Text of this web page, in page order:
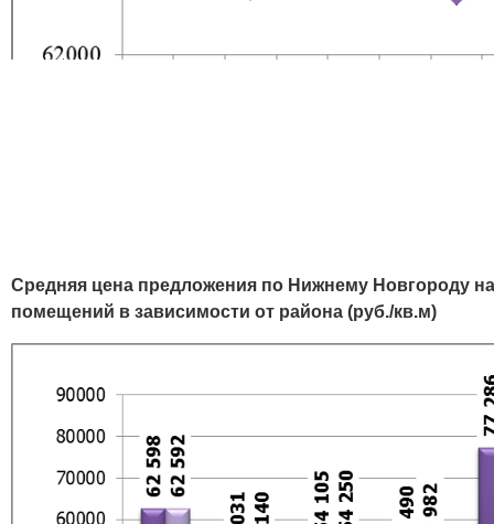
Средняя цена предложения по Нижнему Новгороду
помещений в зависимости от района (руб./кв.м)